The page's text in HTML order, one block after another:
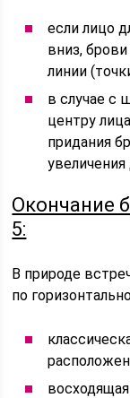
если лицо
вниз,
линии
в случае с
центру
придания
Окончание
5:
В природе
по